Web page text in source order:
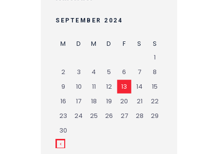
SEPTEMBER 2024
M D M D F S
S
1
2
3 4 5 6 7
8
9
10 11 12 13 14
15
16
17 18 19 20 21
22
23
24 25 26 27 28
29
30